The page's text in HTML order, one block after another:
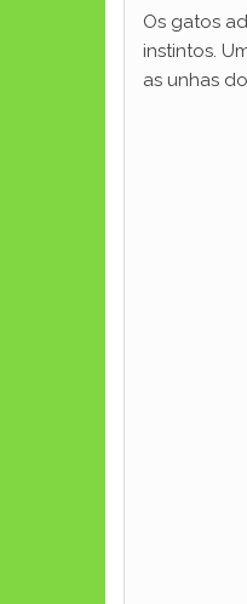
Os gatos
instintos.
as unhas